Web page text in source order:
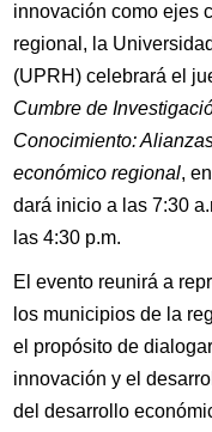
innovación como ejes
regional, la
(UPRH) celebrará el
Cumbre de
Conocimiento:
económico regional,
dará inicio a las 7:30
las 4:30 p.m.
El evento reunirá a
los municipios de la
el propósito de
innovación y el
del desarrollo